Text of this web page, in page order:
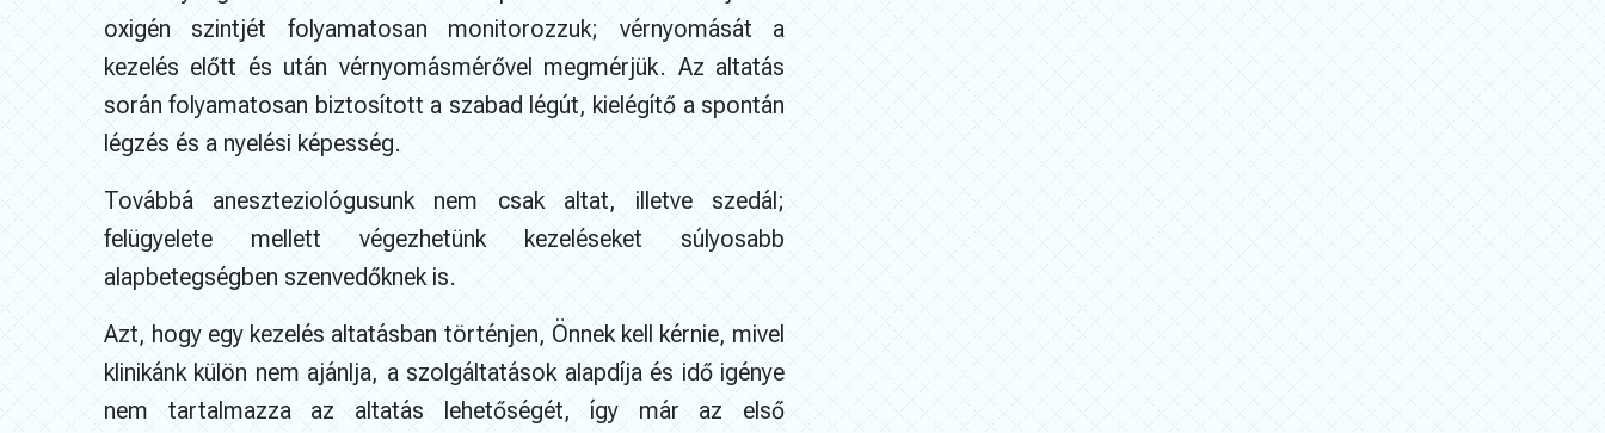
oxigén szintjét folyamatosan monitorozzuk; vérnyomását a
kezelés előtt és után vérnyomásmérővel megmérjük. Az altatás
során folyamatosan biztosított a szabad légút, kielégítő a spontán
légzés és a nyelési képesség.
Továbbá aneszteziológusunk nem csak altat, illetve szedál;
felügyelete mellett végezhetünk kezeléseket súlyosabb
alapbetegségben szenvedőknek is.
Azt, hogy egy kezelés altatásban történjen, Önnek kell kérnie, mivel
klinikánk külön nem ajánlja, a szolgáltatások alapdíja és idő igénye
nem tartalmazza az altatás lehetőségét, így már az első